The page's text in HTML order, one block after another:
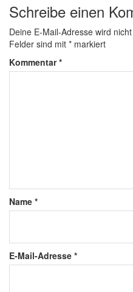
Schreibe einen
Deine E-Mail-Adresse wird
Felder sind mit * markiert
Kommentar*
Name *
E-Mail-Adresse *